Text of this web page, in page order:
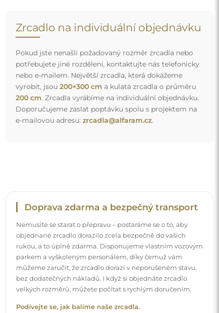
objednané zrcadlo dorazilo zcela bezpečně do vašich
rukou, a to úplně zdarma. Disponujeme vlastním vozovým
parkem a vyškoleným personálem, díky čemuž vám
můžeme zaručit, že zrcadlo dorazí v neporušeném stavu,
bez dodatečných nákladů. I když si objednáte zrcadlo
velkých rozměrů, můžete počítat s rychlým doručením.
Podívejte se, jak balíme naše zrcadla.
Snadná montáž
Zajišťujeme výrobu a dodání zrcadel, zatímco montáž je
na vaší straně. Vzhledem ke specifičnosti každého prostoru
nenabízíme standardní montážní příslušenství. To vám
dává volnost vybrat si hmoždinky nebo háčky, které
nejlépe vyhovují vašim stěnám a potřebám.